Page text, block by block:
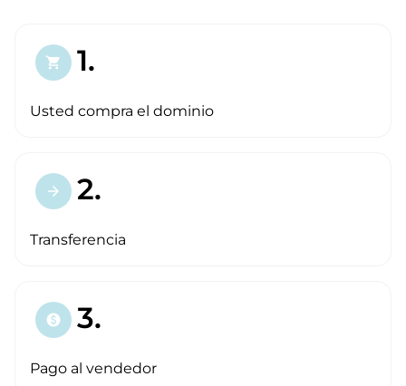
shopping_cart 1.
Usted compra el dominio
arrow_forward 2.
Transferencia
paid 3.
Pago al vendedor